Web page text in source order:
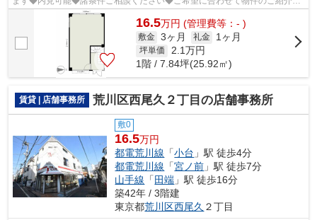
能です◆業種・ご希望条件等お気軽にお問い...
16.5万円 (管理費等：- )
敷金 3ヶ月 礼金 1ヶ月
坪単価 2.1万円
1階 / 7.84坪(25.92㎡)
賃貸 | 店舗事務所 荒川区西尾久２丁目の店舗事務所
敷0
16.5万円
都電荒川線 「小台 」駅 徒歩4分
都電荒川線 「宮ノ前 」駅 徒歩7分
山手線 「 田端 」駅 徒歩16分
築42年 / 3階建
東京都荒川区西尾久 ２丁目